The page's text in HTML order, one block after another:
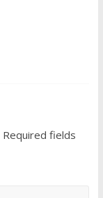
Required fields